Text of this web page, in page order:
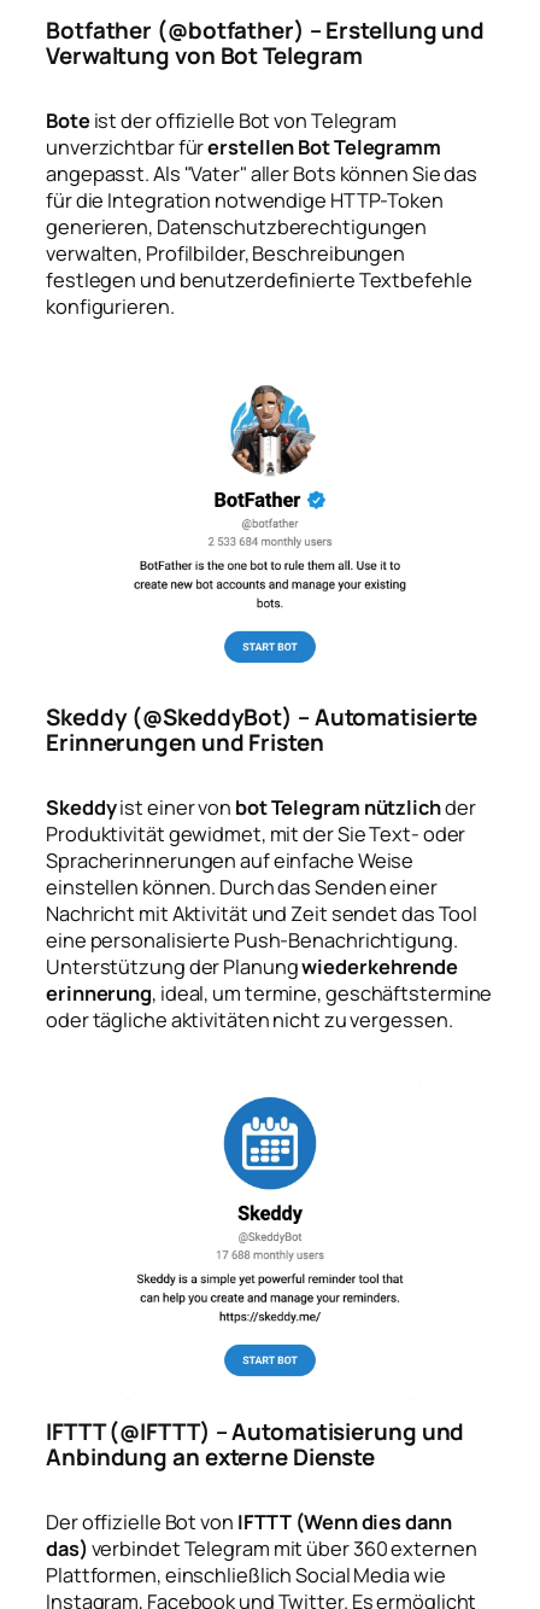
Botfather (@botfather) – Erstellung und
Verwaltung von Bot Telegram
Boteist der offizielle Bot von Telegram
unverzichtbar fürerstellen Bot Telegramm
angepasst. Als "Vater" aller Bots können Sie das
für die Integration notwendige HTTP-Token
generieren, Datenschutzberechtigungen
verwalten, Profilbilder, Beschreibungen
festlegen und benutzerdefinierte Textbefehle
konfigurieren.
Skeddy (@SkeddyBot) – Automatisierte
Erinnerungen und Fristen
Skeddyist einer von bot Telegram nützlichder
Produktivität gewidmet, mit der Sie Text- oder
Spracherinnerungen auf einfache Weise
einstellen können. Durch das Senden einer
Nachricht mit Aktivität und Zeit sendet das Tool
eine personalisierte Push-Benachrichtigung.
Unterstützung der Planungwiederkehrende
erinnerung, ideal, um termine, geschäftstermine
oder tägliche aktivitäten nicht zu vergessen.
IFTTT (@IFTTT) – Automatisierung und
Anbindung an externe Dienste
Der offizielle Bot von IFTTT (Wenn dies dann
das)verbindet Telegram mit über 360 externen
Plattformen, einschließlich Social Media wie
Instagram, Facebook und Twitter. Es ermöglicht